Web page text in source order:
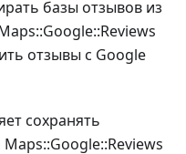
базы отзывов из
отзывы с Google
сохранять